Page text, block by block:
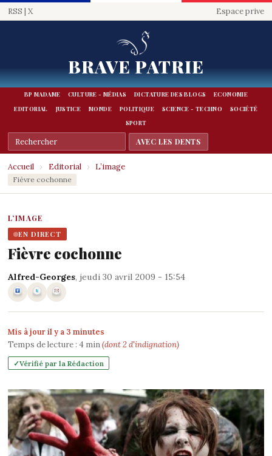
RSS | X Espace prive
BRAVE PATRIE
BP MADAME CULTURE - MÉDIAS DICTATURE DES BLOGS
ECONOMIE
EDITORIAL
JUSTICE MONDE POLITIQUE SCIENCE - TECHNO
SOCIÉTÉ
SPORT
Accueil › Editorial › L’image
Fièvre cochonne
L’IMAGE
EN DIRECT
Fièvre cochonne
Alfred-Georges, jeudi 30 avril 2009 - 15:54
Mis à jour il y a 3 minutes
Temps de lecture : 4min(dont 2 d'indignation)
Vérifié par la Rédaction